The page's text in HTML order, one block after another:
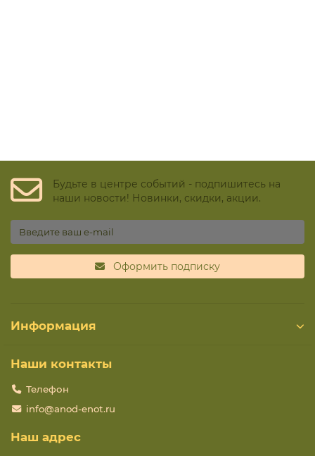
Будьте в центре событий - подпишитесь на
наши новости! Новинки, скидки, акции.
Оформить подписку
Информация
Наши контакты
Телефон
info@anod-enot.ru
Наш адрес